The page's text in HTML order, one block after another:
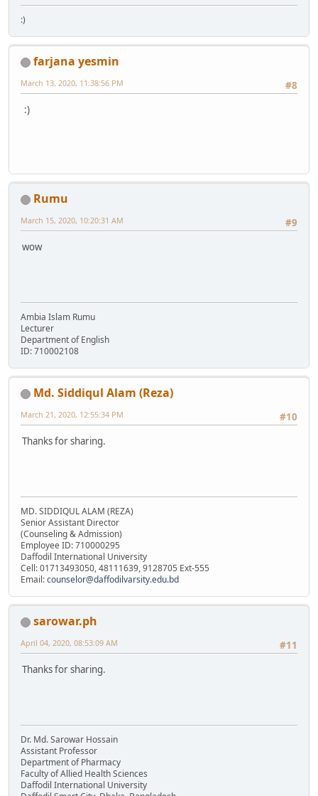
:)
farjana yesmin
#8
March 13, 2020, 11:38:56 PM
:)
Rumu
#9
March 15, 2020, 10:20:31 AM
wow
Ambia Islam Rumu
Lecturer
Department of English
ID: 710002108
Md. Siddiqul Alam (Reza)
#10
March 21, 2020, 12:55:34 PM
Thanks for sharing.
MD. SIDDIQUL ALAM (REZA)
Senior Assistant Director
(Counseling & Admission)
Employee ID: 710000295
Daffodil International University
Cell: 01713493050, 48111639, 9128705 Ext-555
Email:counselor@daffodilvarsity.edu.bd
sarowar.ph
#11
April 04, 2020, 08:53:09 AM
Thanks for sharing.
Dr. Md. Sarowar Hossain
Assistant Professor
Department of Pharmacy
Faculty of Allied Health Sciences
Daffodil International University